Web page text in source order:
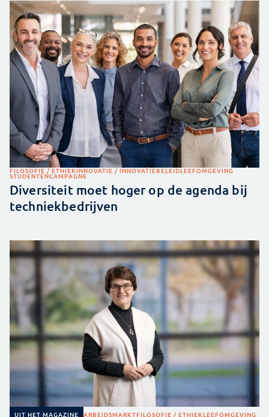
FILOSOFIE / ETHIEKINNOVATIE / INNOVATIEBELEIDLEEFOMGEVING
STUDENTENCAMPAGNE
Diversiteit moet hoger op de agenda bij
techniekbedrijven
UIT HET MAGAZINE ARBEIDSMARKTFILOSOFIE / ETHIEKLEEFOMGEVING